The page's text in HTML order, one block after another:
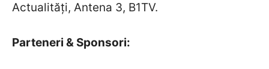
Actualități, Antena 3, B1TV.
Parteneri & Sponsori: